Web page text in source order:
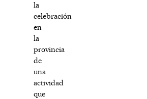
la
celebración
en
la
provincia
de
una
actividad
que